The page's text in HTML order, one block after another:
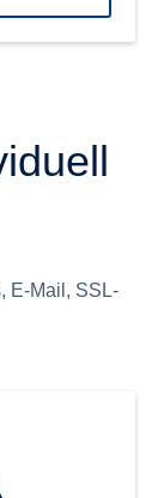
E-Mail, SSL-